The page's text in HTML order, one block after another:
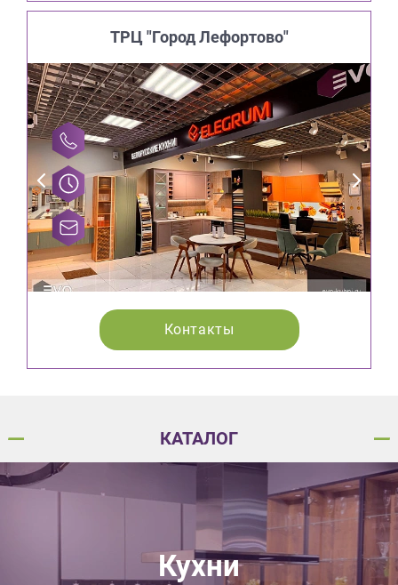
ТРЦ "Город Лефортово"
Контакты
КАТАЛОГ
Кухни